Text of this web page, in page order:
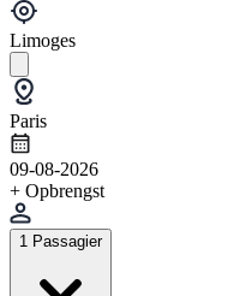
Limoges
Paris
09-08-2026
+ Opbrengst
1 Passagier